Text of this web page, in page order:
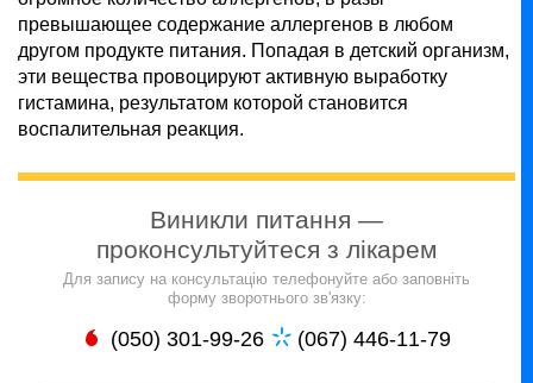
превышающее содержание аллергенов в любом
другом продукте питания. Попадая в детский организм,
эти вещества провоцируют активную выработку
гистамина, результатом которой становится
воспалительная реакция.
Виникли питання —
проконсультуйтеся з лікарем
Для запису на консультацію телефонуйте або заповніть
форму зворотнього зв'язку:
(050) 301-99-26 (067) 446-11-79